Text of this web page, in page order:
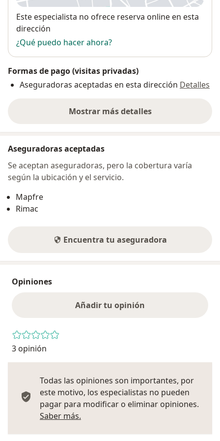
EXPERIENCIA LABORAL : HOSPITAL NACIONAL
ALBERTO SABOGAL SOLOGUREN IV NIVEL ESSALUD
LIMA –CALLAO realizo su RESIDENTADO MEDICO en el
área de GERIATRIA .
GRADO ACADEMICO : MEDICO GERIATRA
Facultad de Medicina Humana de la Universidad
ESPECIALIDAD MEDICA : MEDICO GERIATRA
üMÉDICO AUDITOR
üMÉDICO SALUD OCUPACIONAL
SERVICIO RURAL Y URBANO MARGINAL DE SALUD
OTROS:
INGLÉS
Universidad Peruana Los Andes. Ciclo avanzado.
ESTUDIOS
DIPLOMADO en salud ocupacional universidad de
Disponibilidad
Este especialista no ofrece reserva online en esta
dirección
¿Qué puedo hacer ahora?
Formas de pago (visitas privadas)
Aseguradoras aceptadas en esta dirección Detalles
Mostrar más detalles
sobre la dirección
Aseguradoras aceptadas
Se aceptan aseguradoras, pero la cobertura varía
según la ubicación y el servicio.
Mapfre
Rimac
Encuentra tu aseguradora
Opiniones
Añadir tu opinión
3 opinión
Todas las opiniones son importantes, por
este motivo, los especialistas no pueden
pagar para modificar o eliminar opiniones.
Saber más.